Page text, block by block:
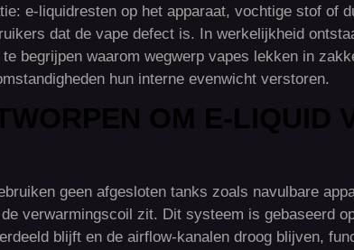
e-liquidresten op het apparaat, vochtige stof of
dat de vape defect is. In werkelijkheid
begrijpen waarom wegwerp vapes lekken in
hun interne evenwicht verstoren.
geen afgesloten tanks zoals navulbare
verwarmingscoil zit. Dit systeem is gebaseerd
blijft en de airflow-kanalen droog blijven,